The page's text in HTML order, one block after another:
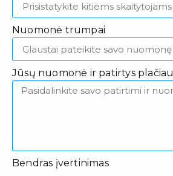
Nuomonė trumpai
Jūsų nuomonė ir patirtys plačiau
Bendras įvertinimas